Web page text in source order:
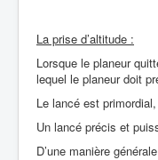
La prise d’altitude :
Lorsque le planeur
lequel le planeur doit
Le lancé est
Un lancé précis et
D’une manière